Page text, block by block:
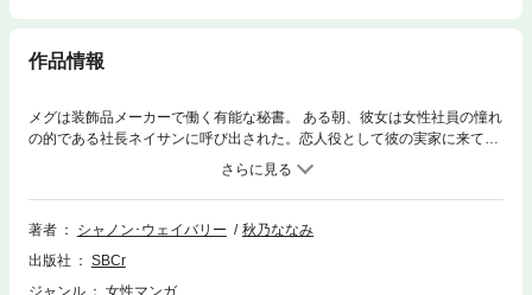
作品情報
メグは装飾品メーカーで働く有能な秘書。 ある朝、彼女は女性社員の憧れ
の的である社長ネイサンに呼び出された。恋人役として彼の実家に来て欲
しいと言うのだ！ お互い会社とは違う新たな一面を知り、徐々に魅かれあ
うようになる二人。 しかしメグには、会社ではひた隠しにしている秘密が
あって・・・!?
著者
シャノン･ウェイバリー
秋乃ななみ
出版社
SBCr
ジャンル
女性マンガ